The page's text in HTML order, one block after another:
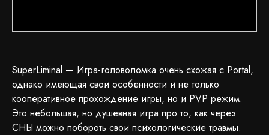
SuperLiminal — Игра-головоломка очень схожая с Portal,
однако имеющая свои особенности и не только
кооперативное прохождение игры, но и PVP режим.
Это небольшая, но душевная игра про то, как через
СНЫ можно побороть свои психологические травмы.